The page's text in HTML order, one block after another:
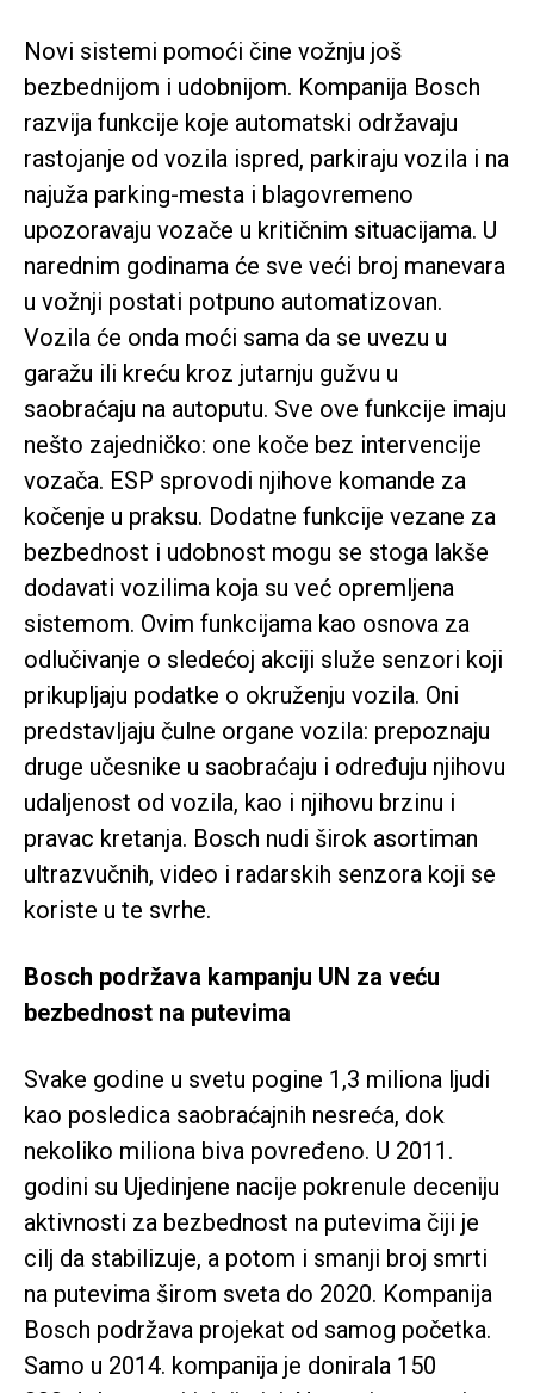
Novi sistemi pomoći čine vožnju još
bezbednijom i udobnijom. Kompanija Bosch
razvija funkcije koje automatski održavaju
rastojanje od vozila ispred, parkiraju vozila i na
najuža parking-mesta i blagovremeno
upozoravaju vozače u kritičnim situacijama. U
narednim godinama će sve veći broj manevara
u vožnji postati potpuno automatizovan.
Vozila će onda moći sama da se uvezu u
garažu ili kreću kroz jutarnju gužvu u
saobraćaju na autoputu. Sve ove funkcije imaju
nešto zajedničko: one koče bez intervencije
vozača. ESP sprovodi njihove komande za
kočenje u praksu. Dodatne funkcije vezane za
bezbednost i udobnost mogu se stoga lakše
dodavati vozilima koja su već opremljena
sistemom. Ovim funkcijama kao osnova za
odlučivanje o sledećoj akciji služe senzori koji
prikupljaju podatke o okruženju vozila. Oni
predstavljaju čulne organe vozila: prepoznaju
druge učesnike u saobraćaju i određuju njihovu
udaljenost od vozila, kao i njihovu brzinu i
pravac kretanja. Bosch nudi širok asortiman
ultrazvučnih, video i radarskih senzora koji se
koriste u te svrhe.
Bosch podržava kampanju UN za veću
bezbednost na putevima
Svake godine u svetu pogine 1,3 miliona ljudi
kao posledica saobraćajnih nesreća, dok
nekoliko miliona biva povređeno. U 2011.
godini su Ujedinjene nacije pokrenule deceniju
aktivnosti za bezbednost na putevima čiji je
cilj da stabilizuje, a potom i smanji broj smrti
na putevima širom sveta do 2020. Kompanija
Bosch podržava projekat od samog početka.
Samo u 2014. kompanija je donirala 150